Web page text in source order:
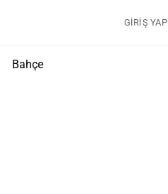
GIRIŞ YAP
Bahçe